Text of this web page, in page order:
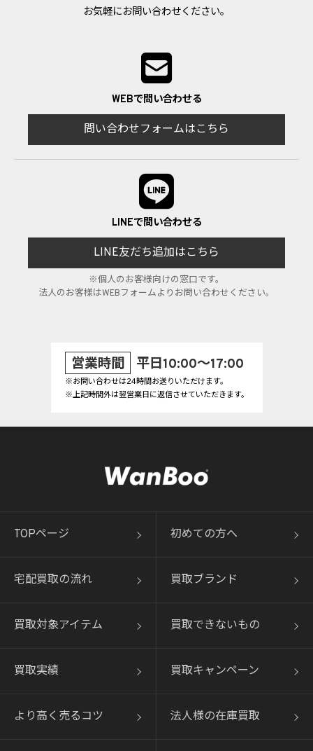
お気軽にお問い合わせください。
WEBで問い合わせる
問い合わせフォームはこちら
LINEで問い合わせる
LINE友だち追加はこちら
※個人のお客様向けの窓口です。
法人のお客様はWEBフォームよりお問い合わせください。
営業時間 平日10:00～17:00
※お問い合わせは24時間お送りいただけます。
※上記時間外は翌営業日に返信させていただきます。
TOPページ 初めての方へ
宅配買取の流れ 買取ブランド
買取対象アイテム 買取できないもの
買取実績 買取キャンペーン
より高く売るコツ 法人様の在庫買取